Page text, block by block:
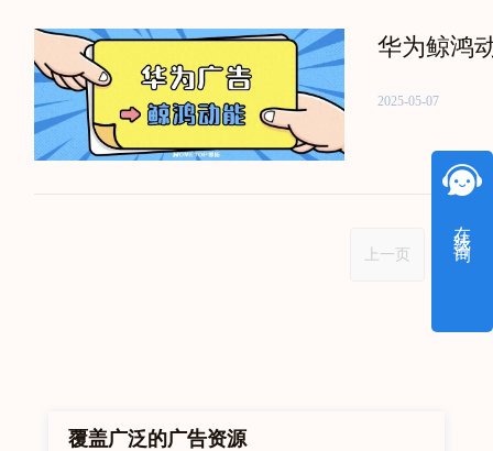
华为鲸鸿
2025-05-07
上一页 1
覆盖广泛的广告资源
在线咨询